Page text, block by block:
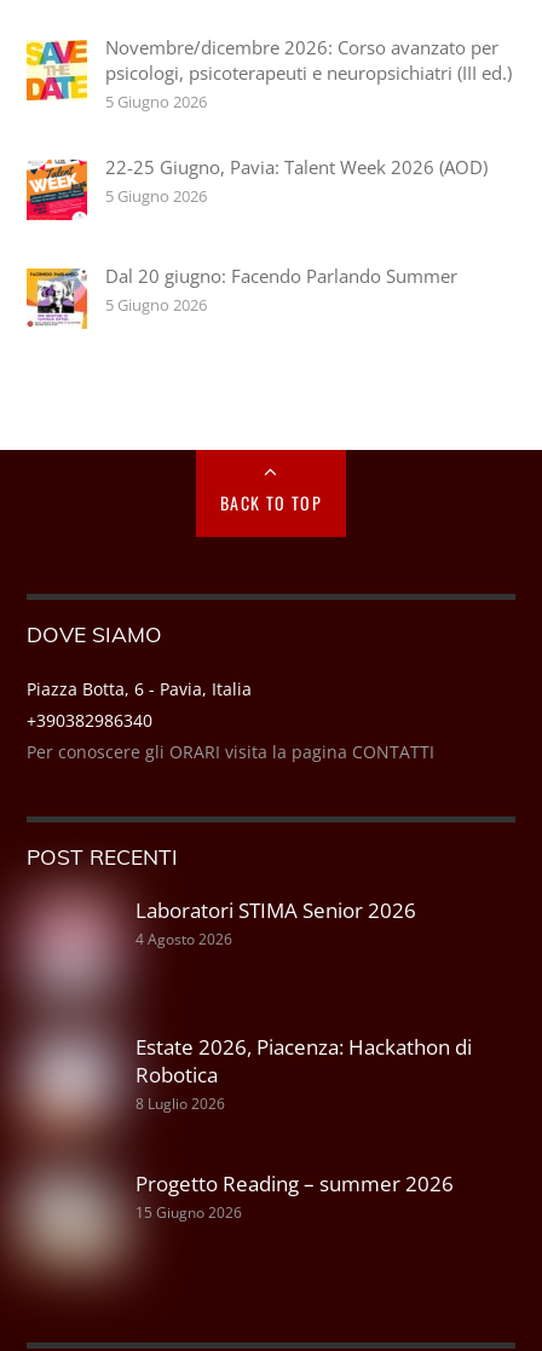
Novembre/dicembre 2026: Corso avanzato per
psicologi, psicoterapeuti e neuropsichiatri (III ed.)
5 Giugno 2026
22-25 Giugno, Pavia: Talent Week 2026 (AOD)
5 Giugno 2026
Dal 20 giugno: Facendo Parlando Summer
5 Giugno 2026
BACK TO TOP
DOVE SIAMO
Piazza Botta, 6 - Pavia, Italia
+390382986340
Per conoscere gli ORARI visita la pagina CONTATTI
POST RECENTI
Laboratori STIMA Senior 2026
4 Agosto 2026
Estate 2026, Piacenza: Hackathon di
Robotica
8 Luglio 2026
Progetto Reading – summer 2026
15 Giugno 2026